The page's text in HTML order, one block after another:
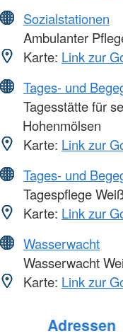
Sozialstationen
Ambulanter
Karte: Link zur
Tages- und
Tagesstätte für
Hohenmölsen
Karte: Link zur
Tages- und
Tagespflege
Karte: Link zur
Wasserwacht
Wasserwacht
Karte: Link zur
Adressen